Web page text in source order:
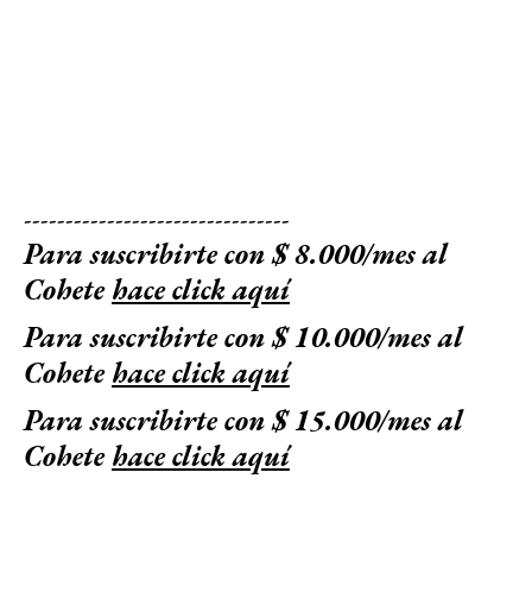
--------------------------------
Para suscribirte con $ 8.000/mes al
Cohetehace click aquí
Para suscribirte con $ 10.000/mes al
Cohetehace click aquí
Para suscribirte con $ 15.000/mes al
Cohetehace click aquí